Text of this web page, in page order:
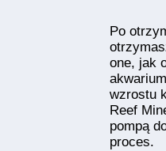
Po
one, jak
wzrostu
Reef
pompą
proces.